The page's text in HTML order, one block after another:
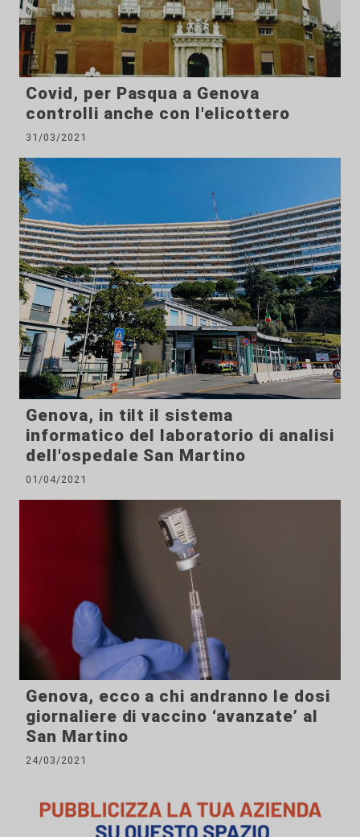
Covid, per Pasqua a Genova
controlli anche con l'elicottero
31/03/2021
Genova, in tilt il sistema
informatico del laboratorio di analisi
dell'ospedale San Martino
01/04/2021
Genova, ecco a chi andranno le dosi
giornaliere di vaccino ‘avanzate’ al
San Martino
24/03/2021